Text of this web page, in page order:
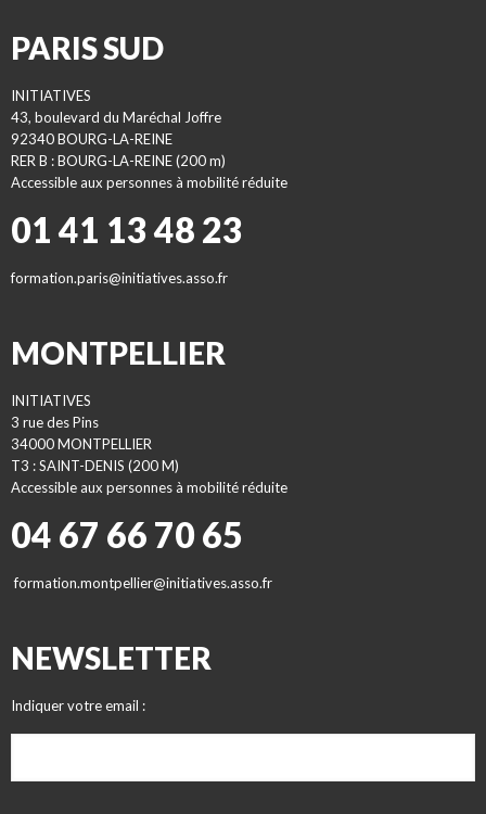
PARIS SUD
INITIATIVES
43, boulevard du Maréchal Joffre
92340 BOURG-LA-REINE
RER B : BOURG-LA-REINE (200 m)
Accessible aux personnes à mobilité réduite
01 41 13 48 23
formation.paris@initiatives.asso.fr
MONTPELLIER
INITIATIVES
3 rue des Pins
34000 MONTPELLIER
T3 : SAINT-DENIS (200 M)
Accessible aux personnes à mobilité réduite
04 67 66 70 65
formation.montpellier@initiatives.asso.fr
NEWSLETTER
Indiquer votre email :